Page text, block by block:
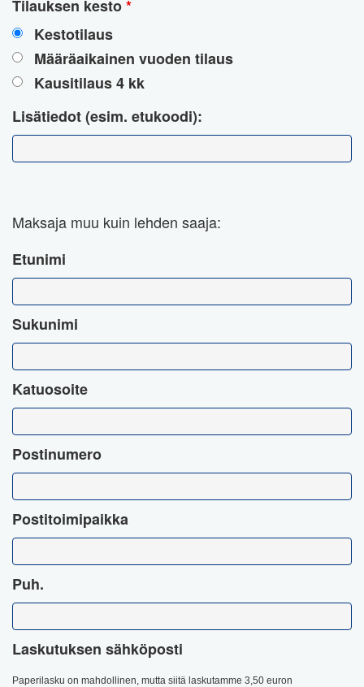
Tilauksen kesto*
Kestotilaus
Määräaikainen vuoden tilaus
Kausitilaus 4 kk
Lisätiedot (esim. etukoodi):
Maksaja muu kuin lehden saaja:
Etunimi
Sukunimi
Katuosoite
Postinumero
Postitoimipaikka
Puh.
Laskutuksen sähköposti
Paperilasku on mahdollinen, mutta siitä laskutamme 3,50 euron